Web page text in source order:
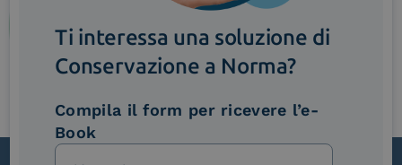
Ti interessa una soluzione di
Conservazione a Norma?
Compila il form per ricevere l’e-
Book